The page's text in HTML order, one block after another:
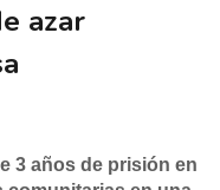
azar
3 años de prisión en